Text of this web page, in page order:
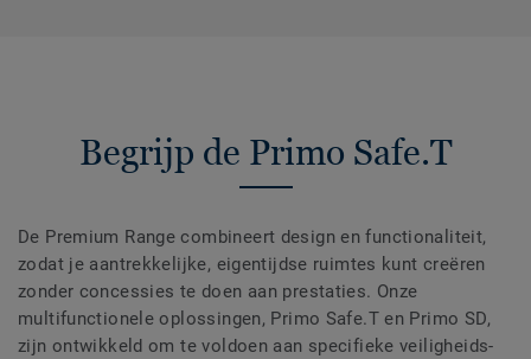
Begrijp de Primo Safe.T
De Premium Range combineert design en functionaliteit,
zodat je aantrekkelijke, eigentijdse ruimtes kunt creëren
zonder concessies te doen aan prestaties. Onze
multifunctionele oplossingen, Primo Safe.T en Primo SD,
zijn ontwikkeld om te voldoen aan specifieke veiligheids-